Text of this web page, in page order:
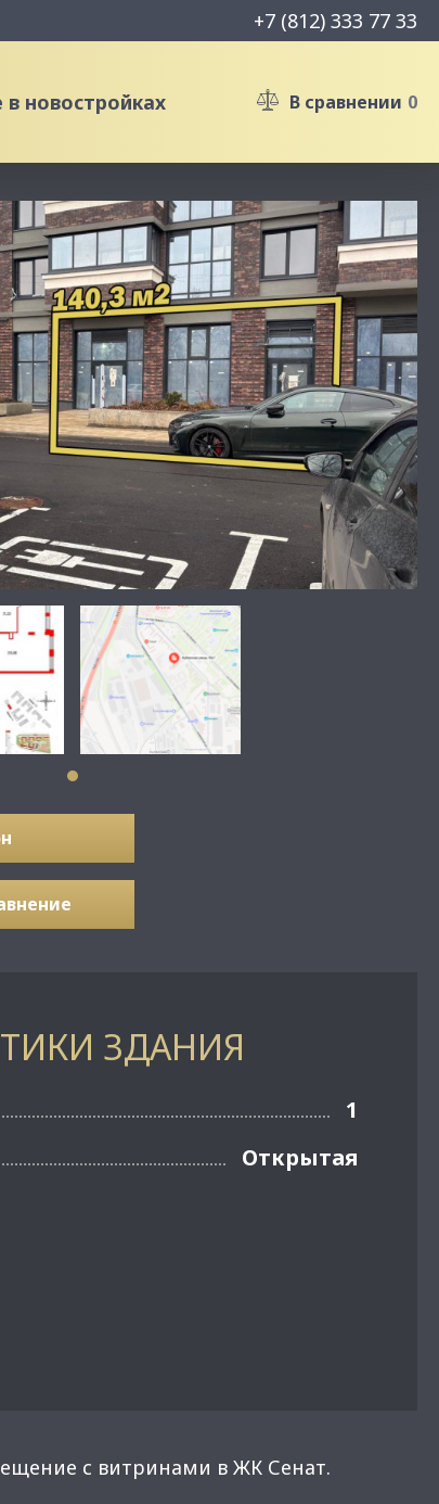
+7 (812) 333 77 33
новостройках В сравнении 0
ЗДАНИЯ
1
Открытая
с витринами в ЖК Сенат.